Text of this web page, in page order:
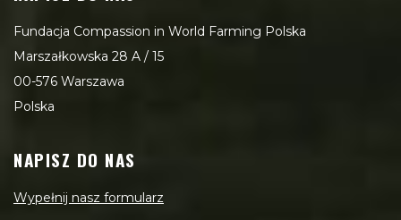
Fundacja Compassion in World Farming Polska
Marszałkowska 28 A / 15
00-576 Warszawa
Polska
NAPISZ DO NAS
Wypełnij nasz formularz